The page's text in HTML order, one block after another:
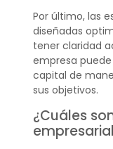
Por último, las
diseñadas
tener claridad
empresa
capital de
sus objetivos.
¿Cuáles